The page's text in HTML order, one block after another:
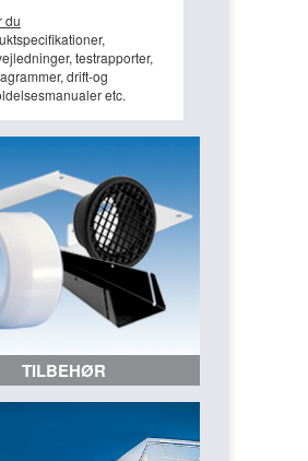
du
testrapporter,
drift-og
etc.
TILBEHØR